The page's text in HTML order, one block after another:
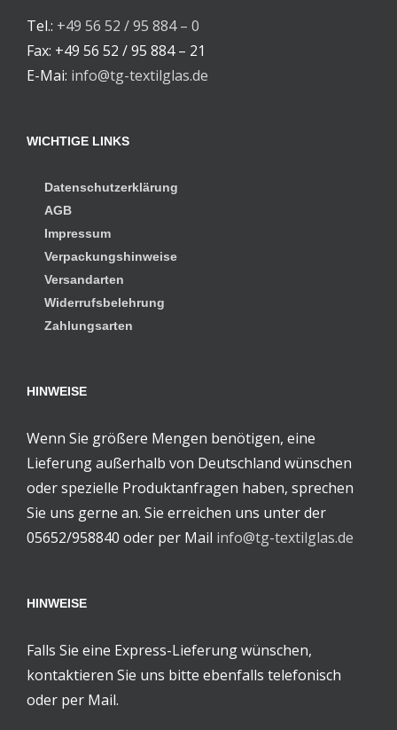
Tel.: +49 56 52 / 95 884 – 0
Fax: +49 56 52 / 95 884 – 21
E-Mai: info@tg-textilglas.de
WICHTIGE LINKS
Datenschutzerklärung
AGB
Impressum
Verpackungshinweise
Versandarten
Widerrufsbelehrung
Zahlungsarten
HINWEISE
Wenn Sie größere Mengen benötigen, eine
Lieferung außerhalb von Deutschland wünschen
oder spezielle Produktanfragen haben, sprechen
Sie uns gerne an. Sie erreichen uns unter der
05652/958840 oder per Mail info@tg-textilglas.de
HINWEISE
Falls Sie eine Express-Lieferung wünschen,
kontaktieren Sie uns bitte ebenfalls telefonisch
oder per Mail.